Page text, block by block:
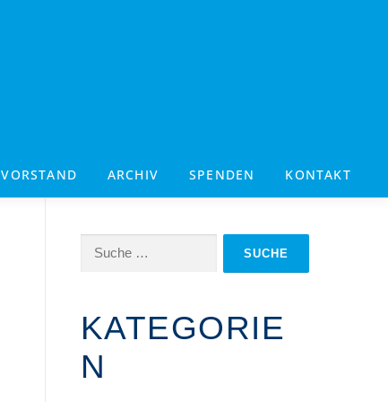
VORSTAND ARCHIV SPENDEN KONTAKT
Suche
KATEGORIE
N